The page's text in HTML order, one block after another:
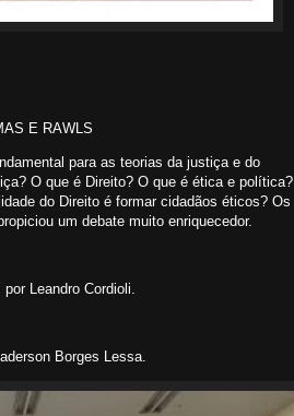
E RAWLS
para as teorias da justiça e do
O que é Direito? O que é ética e política?
do Direito é formar cidadãos éticos? Os
um debate muito enriquecedor.
Leandro Cordioli.
Borges Lessa.